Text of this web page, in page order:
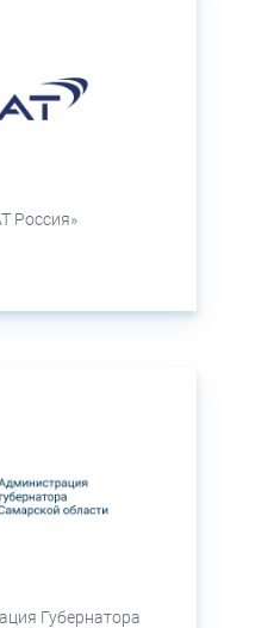
Россия»
Губернатора